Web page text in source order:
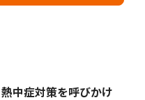
中症対策を呼びかけ